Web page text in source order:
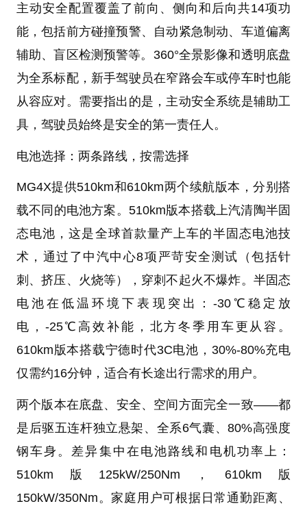
主动安全配置覆盖了前向、侧向和后向共14项功
能，包括前方碰撞预警、自动紧急制动、车道偏离
辅助、盲区检测预警等。360°全景影像和透明底盘
为全系标配，新手驾驶员在窄路会车或停车时也能
从容应对。需要指出的是，主动安全系统是辅助工
具，驾驶员始终是安全的第一责任人。
电池选择：两条路线，按需选择
MG4X提供510km和610km两个续航版本，分别搭
载不同的电池方案。510km版本搭载上汽清陶半固
态电池，这是全球首款量产上车的半固态电池技
术，通过了中汽中心8项严苛安全测试（包括针
刺、挤压、火烧等），穿刺不起火不爆炸。半固态
电池在低温环境下表现突出：-30℃稳定放
电，-25℃高效补能，北方冬季用车更从容。
610km版本搭载宁德时代3C电池，30%-80%充电
仅需约16分钟，适合有长途出行需求的用户。
两个版本在底盘、安全、空间方面完全一致——都
是后驱五连杆独立悬架、全系6气囊、80%高强度
钢车身。差异集中在电池路线和电机功率上：
510km版125kW/250Nm，610km版
150kW/350Nm。家庭用户可根据日常通勤距离、